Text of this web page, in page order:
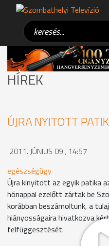
HÍREK
ÚJRA NYITOTT
2011. JÚNIUS 09., 14:57
egészségügy
Újra kinyitott az egyik patika
hónappal ezelőtt zártak be
korábban beszámoltunk, a
hiányosságaira hivatkozva
felfüggesztését.